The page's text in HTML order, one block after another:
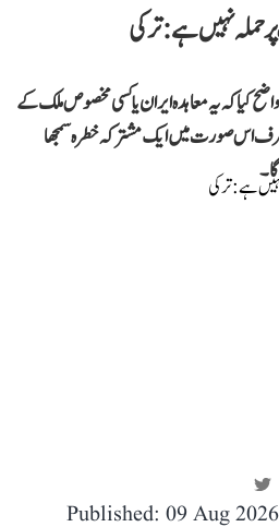
حملہ نہیں ہے: ترکی
کیا کہ یہ معاہدہ ایران یا کسی مخصوص ملک کے
اس صورت میں ایک مشترکہ خطرہ سمجھا
Published: 09 Aug